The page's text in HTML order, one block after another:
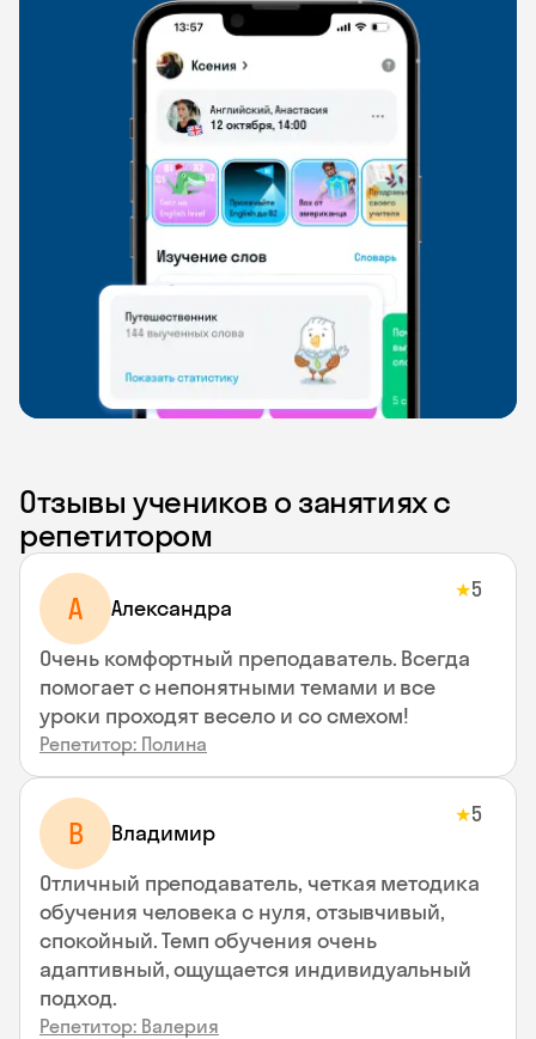
Отзывы учеников о занятиях с
репетитором
A Aлександра
★5
Очень комфортный преподаватель. Всегда
помогает с непонятными темами и все
уроки проходят весело и со смехом!
Репетитор: Полина
В Владимир
★5
Отличный преподаватель, четкая методика
обучения человека с нуля, отзывчивый,
спокойный. Темп обучения очень
адаптивный, ощущается индивидуальный
подход.
Репетитор: Валерия